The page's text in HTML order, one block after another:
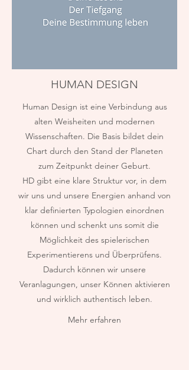
HUMAN DESIGN
Human Design ist eine Verbindung aus
alten Weisheiten und modernen
Wissenschaften. Die Basis bildet dein
Chart durch den Stand der Planeten
zum Zeitpunkt deiner Geburt.
HD gibt eine klare Struktur vor, in dem
wir uns und unsere Energien anhand von
klar definierten Typologien einordnen
können und schenkt uns somit die
Möglichkeit des spielerischen
Experimentierens und Überprüfens.
Dadurch können wir unsere
Veranlagungen, unser Können aktivieren
und wirklich authentisch leben.
Mehr erfahren